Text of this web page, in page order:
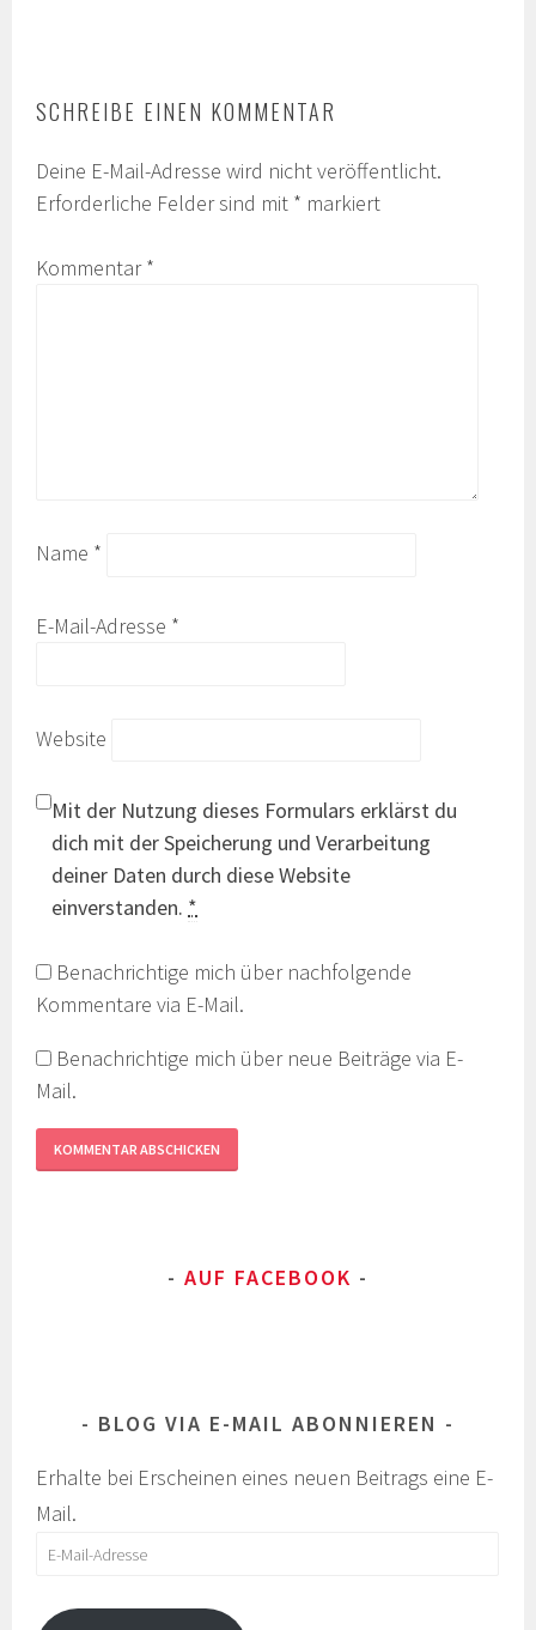
SCHREIBE EINEN KOMMENTAR
Deine E-Mail-Adresse wird nicht veröffentlicht.
Erforderliche Felder sind mit * markiert
Kommentar*
Name *
E-Mail-Adresse *
Website
Mit der Nutzung dieses Formulars erklärst du
dich mit der Speicherung und Verarbeitung
deiner Daten durch diese Website
einverstanden. *
Benachrichtige mich über nachfolgende
Kommentare via E-Mail.
Benachrichtige mich über neue Beiträge via E-
Mail.
AUF FACEBOOK
BLOG VIA E-MAIL ABONNIEREN
Erhalte bei Erscheinen eines neuen Beitrags eine E-
Mail.
E-
Adresse